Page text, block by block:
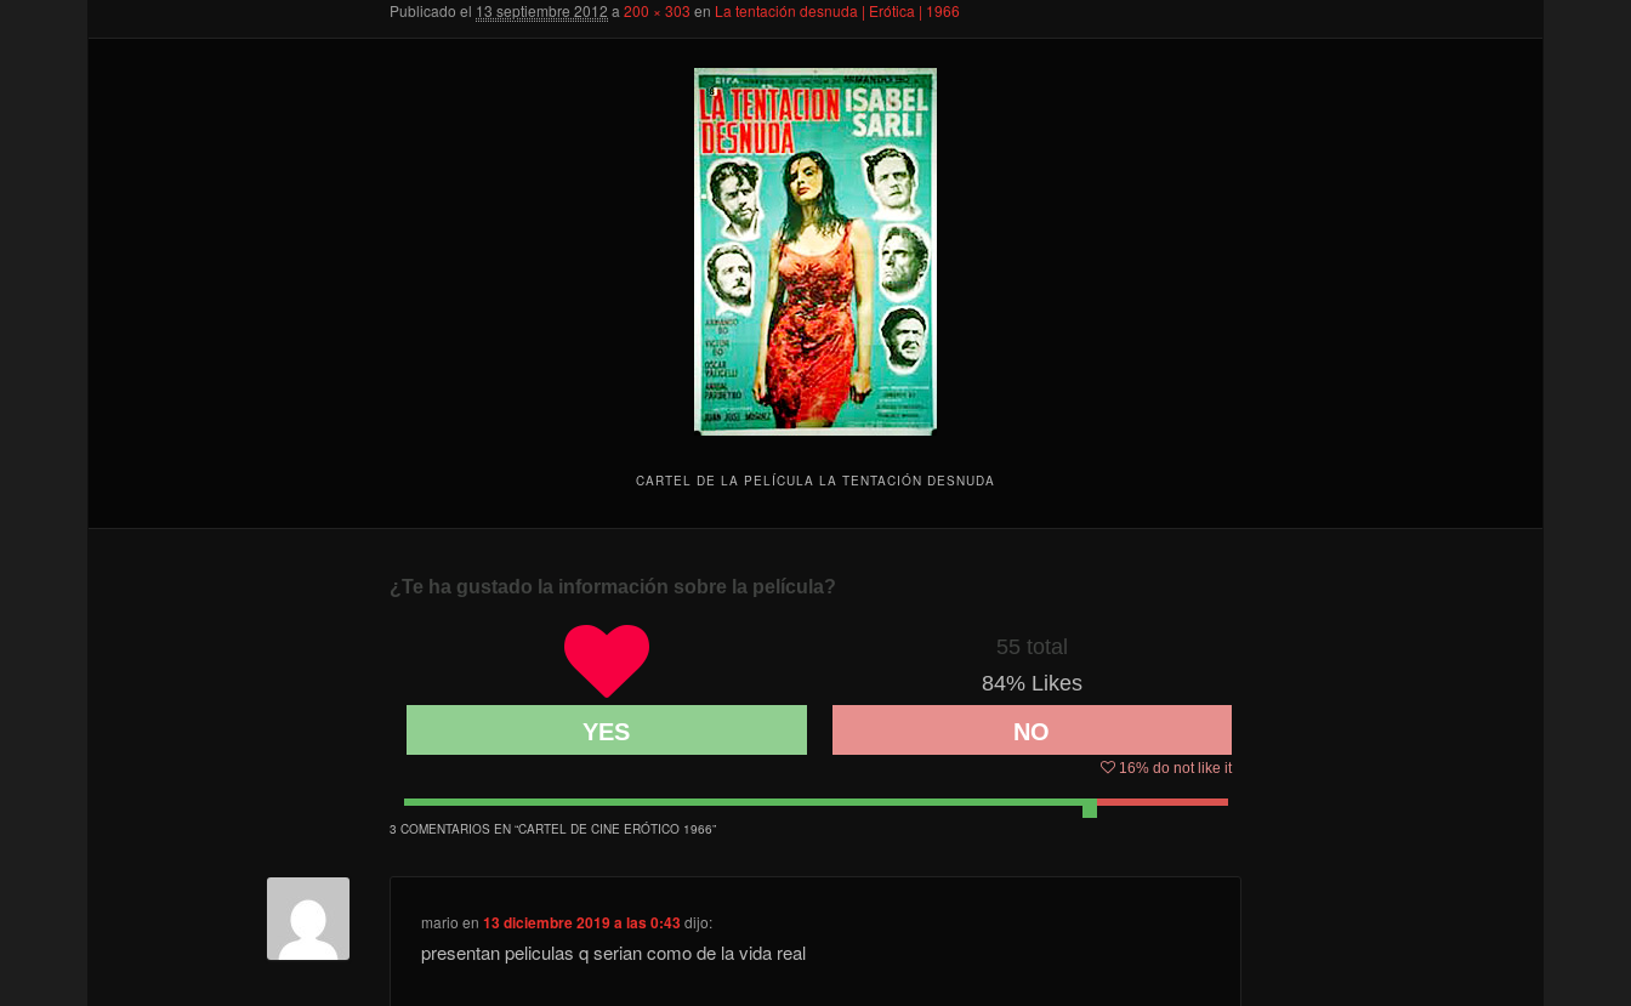
Publicado el 13 septiembre 2012 a200 × 303 en La tentación desnuda | Erótica | 1966
CARTEL DE LA PELÍCULA LA TENTACIÓN DESNUDA
¿Te ha gustado la información sobre la película?
55 total
84% Likes
YES NO
16% do not like it
3 COMENTARIOS EN “CARTEL DE CINE ERÓTICO 1966”
mario en 13 diciembre 2019 a las 0:43dijo:
presentan peliculas q serian como de la vida real